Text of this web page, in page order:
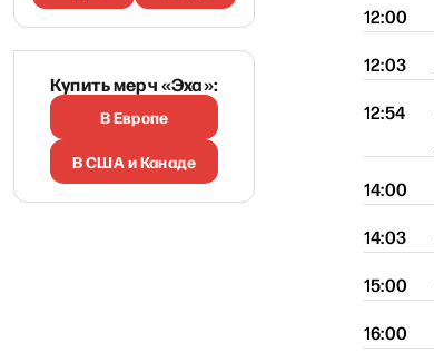
Купить мерч «Эха»:
В Европе
В США и Канаде
12:00
12:03
12:54
14:00
14:03
15:00
16:00